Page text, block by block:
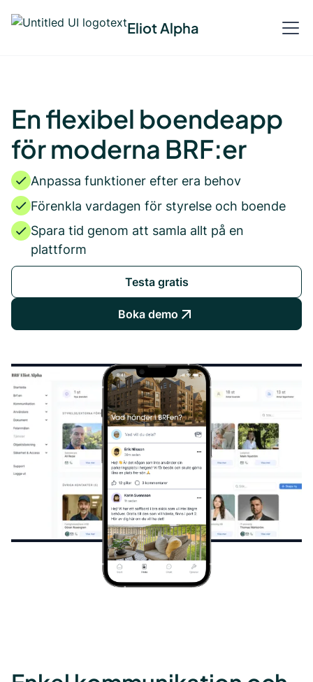
Eliot Alpha
En flexibel boendeapp
för moderna BRF:er
Anpassa funktioner efter era behov
Förenkla vardagen för styrelse och boende
Spara tid genom att samla allt på en
plattform
Testa gratis
Boka demo